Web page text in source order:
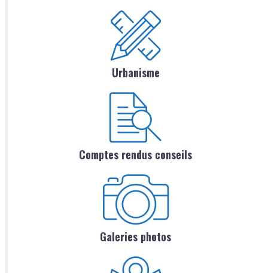
Urbanisme
Comptes rendus conseils
Galeries photos